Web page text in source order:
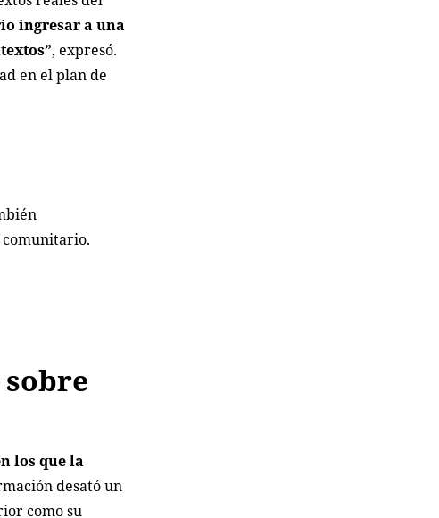
ingresar a una
, expresó.
en el plan de
comunitario.
los que la
desató un
como su